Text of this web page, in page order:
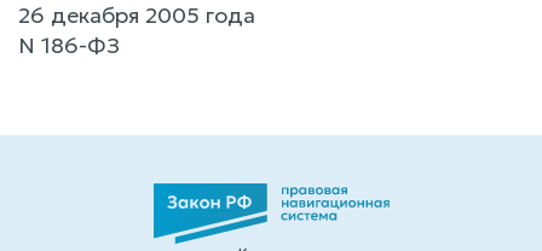
26 декабря 2005 года
N 186-ФЗ